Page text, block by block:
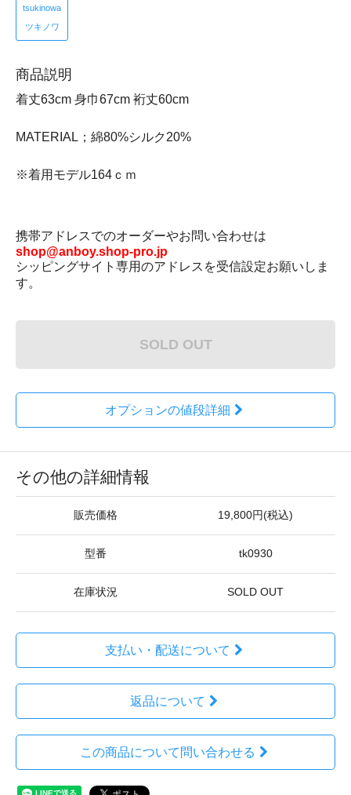
tsukinowa
ツキノワ
商品説明
着丈63cm 身巾67cm 裄丈60cm
MATERIAL；綿80%シルク20%
※着用モデル164ｃｍ
携帯アドレスでのオーダーやお問い合わせは
shop@anboy.shop-pro.jp
シッピングサイト専用のアドレスを受信設定お願いしま
す。
SOLD OUT
オプションの値段詳細
その他の詳細情報
販売価格 19,800円(税込)
型番 tk0930
在庫状況 SOLD OUT
支払い・配送について
返品について
この商品について問い合わせる